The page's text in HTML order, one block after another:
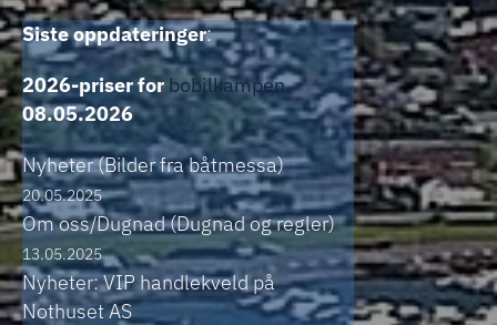
Siste oppdateringer:
2026-priser for bobilkampen
08.05.2026
Nyheter (Bilder fra båtmessa)
20.05.2025
Om oss/Dugnad (Dugnad og regler)
13.05.2025
Nyheter: VIP handlekveld på
Nothuset AS